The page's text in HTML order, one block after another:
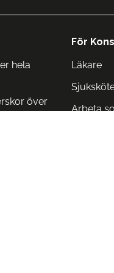
hela
över
För
Läkare
Arbeta